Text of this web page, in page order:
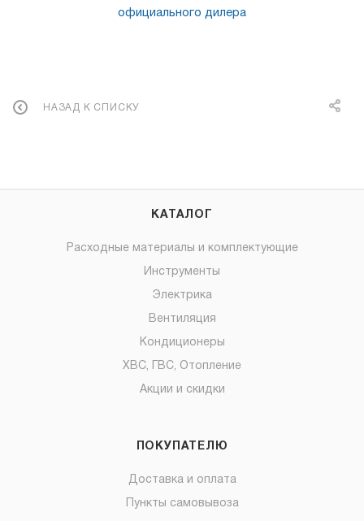
официального дилера
НАЗАД К СПИСКУ
КАТАЛОГ
Расходные материалы и комплектующие
Инструменты
Электрика
Вентиляция
Кондиционеры
ХВС, ГВС, Отопление
Акции и скидки
ПОКУПАТЕЛЮ
Доставка и оплата
Пункты самовывоза